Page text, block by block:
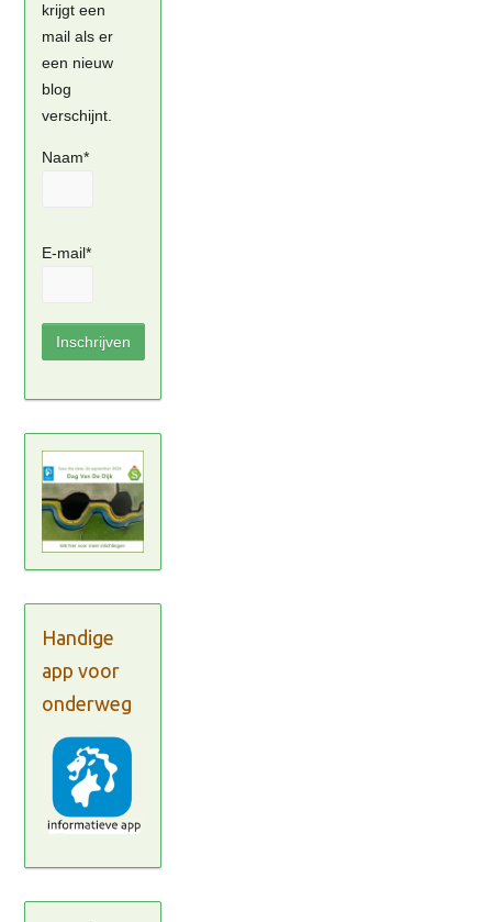
krijgt een
mail als er
een nieuw
blog
verschijnt.
Naam*
E-mail*
Handige
app voor
onderweg